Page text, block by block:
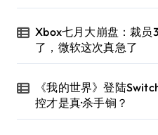
Xbox七月大崩盘：裁
了，微软这次真急了
《我的世界》登陆
控才是真·杀手锏？